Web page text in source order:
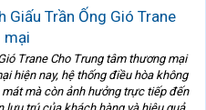
Giấu Trần Ống Gió Trane
mại
Trane Cho Trung tâm thương mại
hiện nay, hệ thống điều hòa không
mà còn ảnh hưởng trực tiếp đến